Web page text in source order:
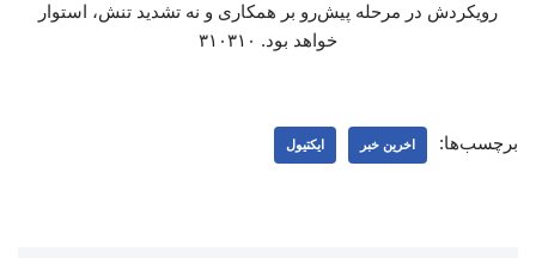
رویکردش در مرحله پیش‌رو بر همکاری و نه تشدید تنش، استوار
خواهد بود. ۳۱۰۳۱۰
برچسب‌ها: اخرین خبر ایکتیول